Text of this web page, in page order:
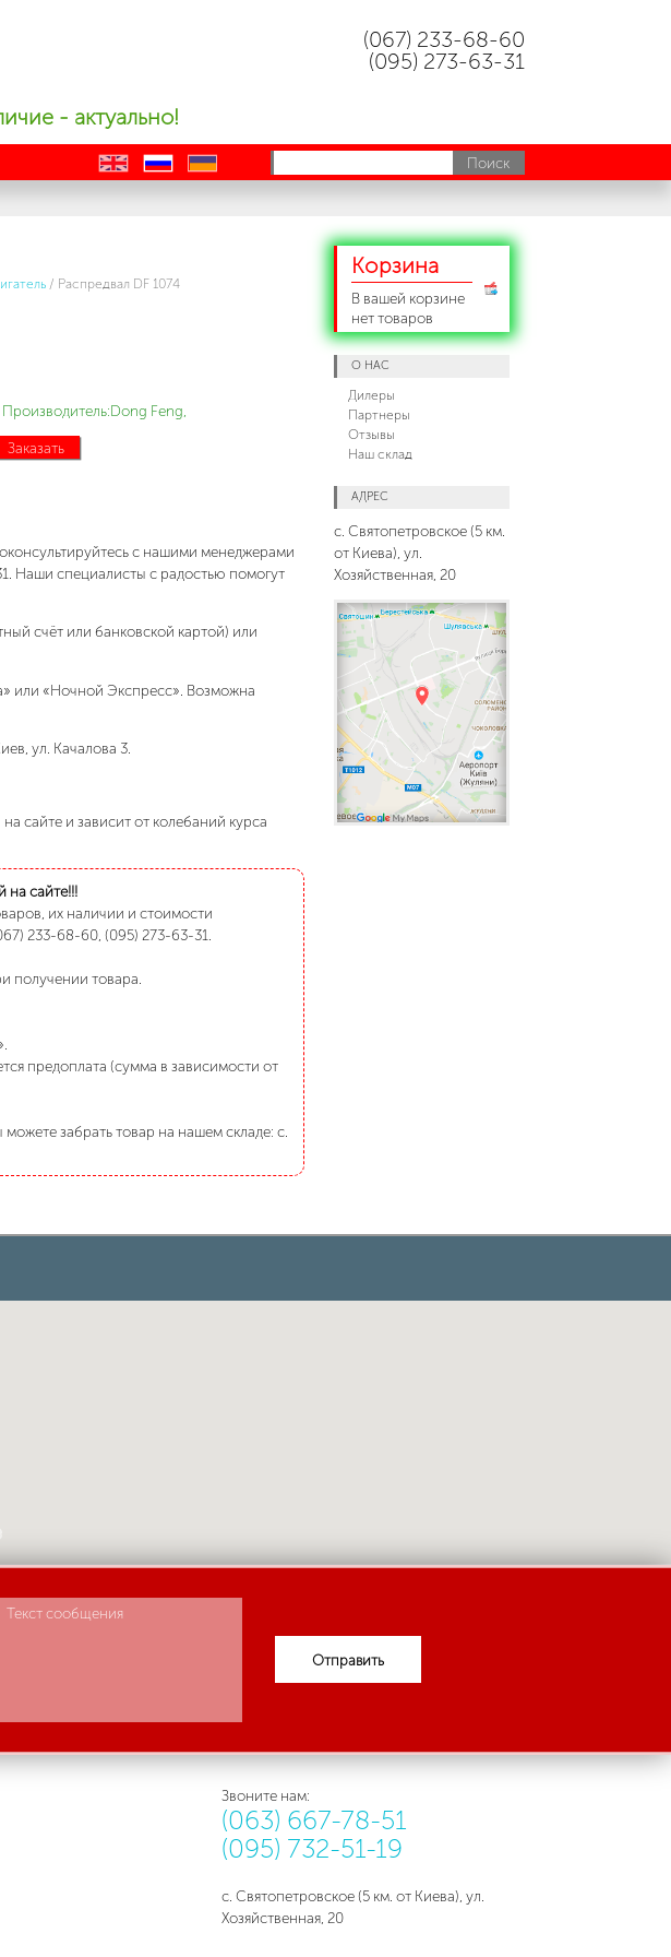
(067) 233-68-60
(095) 273-63-31
- актуально!
en ru
uk
/ Распредвал DF 1074
Feng,
Заказать
с нашими менеджерами
Наши специалисты с радостью помогут
счёт или банковской картой) или
или «Ночной Экспресс». Возможна
ул. Качалова 3.
сайте и зависит от колебаний курса
на сайте!!!
их наличии и стоимости
233-68-60, (095) 273-63-31.
получении товара.
предоплата (сумма в зависимости от
забрать товар на нашем складе: с.
Корзина
В вашей корзине
нет товаров
О НАС
Дилеры
Партнеры
Отзывы
Наш склад
АДРЕС
с. Святопетровское (5 км.
от Киева), ул.
Хозяйственная, 20
Отправить
Звоните нам:
(063) 667-78-51
(095) 732-51-19
с. Святопетровское (5 км. от Киева), ул.
Хозяйственная, 20